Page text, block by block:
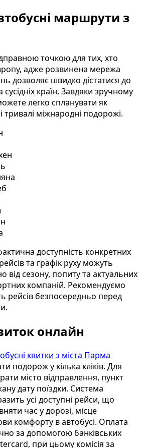
маршрути з
точкою для тих, хто
адже розвинена мережа
дозволяє швидко дістатися до
сусідніх країн. Завдяки зручному
легко спланувати як
тривалі міжнародні подорожі.
доступність конкретних
та графік руху можуть
від сезону, попиту та актуальних
компаній. Рекомендуємо
рейсів безпосередньо перед
онлайн
квитки з міста Парма
подорож у кілька кліків. Для
місто відправлення, пункт
дату поїздки. Система
усі доступні рейси, що
час у дорозі, місце
комфорту в автобусі. Оплата
за допомогою банківських
при цьому комісія за